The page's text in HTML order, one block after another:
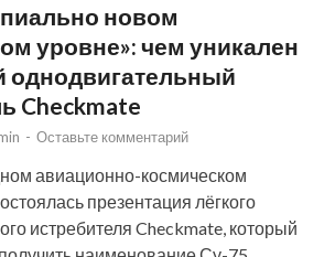
новом
уровне»: чем уникален
однодвигательный
Checkmate
- Оставьте комментарий
авиационно-космическом
презентация лёгкого
истребителя Checkmate, который